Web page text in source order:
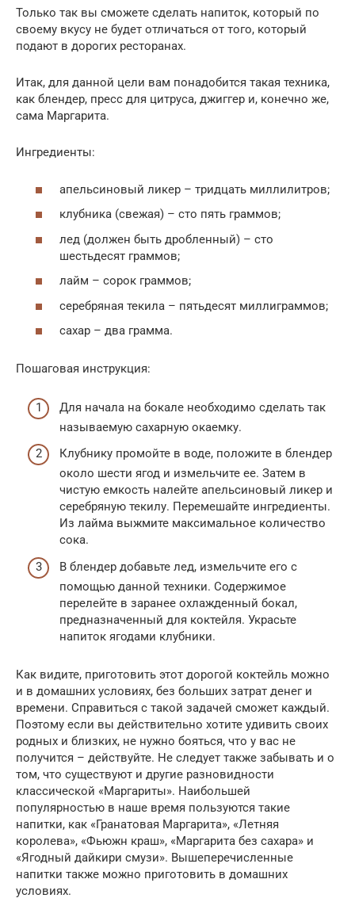
Только так вы сможете сделать напиток, который по
своему вкусу не будет отличаться от того, который
подают в дорогих ресторанах.
Итак, для данной цели вам понадобится такая техника,
как блендер, пресс для цитруса, джиггер и, конечно же,
сама Маргарита.
Ингредиенты:
апельсиновый ликер – тридцать миллилитров;
клубника (свежая) – сто пять граммов;
лед (должен быть дробленный) – сто
шестьдесят граммов;
лайм – сорок граммов;
серебряная текила – пятьдесят миллиграммов;
сахар – два грамма.
Пошаговая инструкция:
Для начала на бокале необходимо сделать так
называемую сахарную окаемку.
Клубнику промойте в воде, положите в блендер
около шести ягод и измельчите ее. Затем в
чистую емкость налейте апельсиновый ликер и
серебряную текилу. Перемешайте ингредиенты.
Из лайма выжмите максимальное количество
сока.
В блендер добавьте лед, измельчите его с
помощью данной техники. Содержимое
перелейте в заранее охлажденный бокал,
предназначенный для коктейля. Украсьте
напиток ягодами клубники.
Как видите, приготовить этот дорогой коктейль можно
и в домашних условиях, без больших затрат денег и
времени. Справиться с такой задачей сможет каждый.
Поэтому если вы действительно хотите удивить своих
родных и близких, не нужно бояться, что у вас не
получится – действуйте. Не следует также забывать и о
том, что существуют и другие разновидности
классической «Маргариты». Наибольшей
популярностью в наше время пользуются такие
напитки, как «Гранатовая Маргарита», «Летняя
королева», «Фьюжн краш», «Маргарита без сахара» и
«Ягодный дайкири смузи». Вышеперечисленные
напитки также можно приготовить в домашних
условиях.